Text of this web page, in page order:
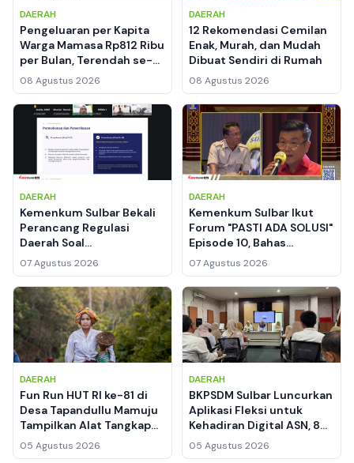
DAERAH
Pengeluaran per Kapita
Warga Mamasa Rp812 Ribu
per Bulan, Terendah se-
Sulbar dan Peringkat 513
Nasional
08 Agustus 2026
DAERAH
12 Rekomendasi Cemilan
Enak, Murah, dan Mudah
Dibuat Sendiri di Rumah
08 Agustus 2026
DAERAH
Kemenkum Sulbar Bekali
Perancang Regulasi
Daerah Soal
Pengundangan
Elektronik, Ini 7
Tahapannya
07 Agustus 2026
DAERAH
Kemenkum Sulbar Ikut
Forum "PASTI ADA SOLUSI"
Episode 10, Bahas
Kewarganegaraan Hingga
Kekayaan Intelektual
07 Agustus 2026
DAERAH
Fun Run HUT RI ke-81 di
Desa Tapandullu Mamuju
Tampilkan Alat Tangkap
Nelayan Tradisional,
Kebaya Putih dan Sarung
05 Agustus 2026
DAERAH
BKPSDM Sulbar Luncurkan
Aplikasi Fleksi untuk
Kehadiran Digital ASN, 8
Perangkat Daerah Jadi
Pilot Project
05 Agustus 2026